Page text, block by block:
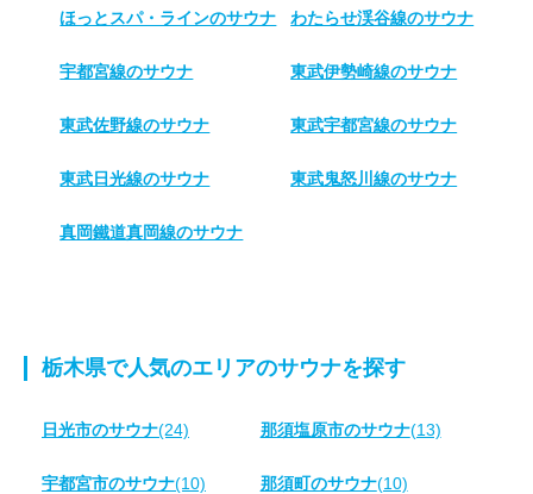
ほっとスパ・ラインのサウナ わたらせ渓谷線のサウナ
宇都宮線のサウナ 東武伊勢崎線のサウナ
東武佐野線のサウナ 東武宇都宮線のサウナ
東武日光線のサウナ 東武鬼怒川線のサウナ
真岡鐵道真岡線のサウナ
栃木県で人気のエリアのサウナを探す
日光市のサウナ(24) 那須塩原市のサウナ(13)
宇都宮市のサウナ(10) 那須町のサウナ(10)